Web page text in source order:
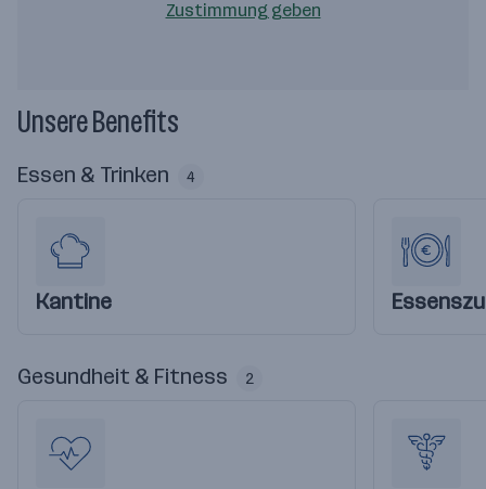
Zustimmung geben
Unsere Benefits
Essen & Trinken 4
Kantine
Gesundheit & Fitness 2